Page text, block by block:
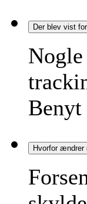
Der blev vist
Hvorfor ændrer